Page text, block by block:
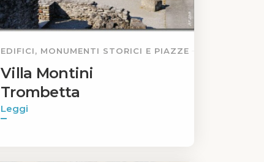
EDIFICI, MONUMENTI STORICI E PIAZZE
Villa Montini
Trombetta
Leggi